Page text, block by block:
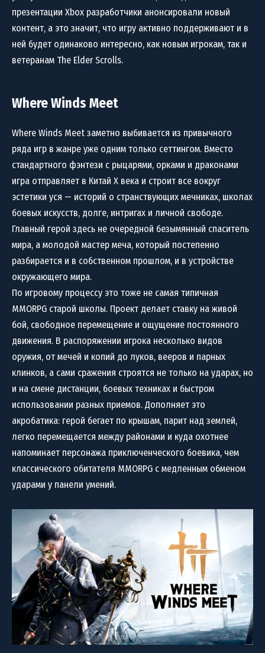
презентации Xbox разработчики анонсировали новый
контент, а это значит, что игру активно поддерживают и в
ней будет одинаково интересно, как новым игрокам, так и
ветеранам The Elder Scrolls.
Where Winds Meet
Where Winds Meet заметно выбивается из привычного
ряда игр в жанре уже одним только сеттингом. Вместо
стандартного фэнтези с рыцарями, орками и драконами
игра отправляет в Китай X века и строит все вокруг
эстетики уся — историй о странствующих мечниках, школах
боевых искусств, долге, интригах и личной свободе.
Главный герой здесь не очередной безымянный спаситель
мира, а молодой мастер меча, который постепенно
разбирается и в собственном прошлом, и в устройстве
окружающего мира.
По игровому процессу это тоже не самая типичная
MMORPG старой школы. Проект делает ставку на живой
бой, свободное перемещение и ощущение постоянного
движения. В распоряжении игрока несколько видов
оружия, от мечей и копий до луков, вееров и парных
клинков, а сами сражения строятся не только на ударах, но
и на смене дистанции, боевых техниках и быстром
использовании разных приемов. Дополняет это
акробатика: герой бегает по крышам, парит над землей,
легко перемещается между районами и куда охотнее
напоминает персонажа приключенческого боевика, чем
классического обитателя MMORPG с медленным обменом
ударами у панели умений.